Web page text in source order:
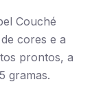
Couché
cores e a
prontos, a
gramas.